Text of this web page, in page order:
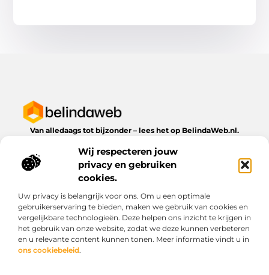
Wij respecteren jouw
privacy en gebruiken
cookies.
Uw privacy is belangrijk voor ons. Om u een optimale
gebruikerservaring te bieden, maken we gebruik van cookies en
vergelijkbare technologieën. Deze helpen ons inzicht te krijgen in
het gebruik van onze website, zodat we deze kunnen verbeteren
en u relevante content kunnen tonen. Meer informatie vindt u in
ons cookiebeleid.
Van alledaags tot bijzonder – lees het op BelindaWeb.nl.
dagelijks leven te bieden heeft.
Bericht categorie
Onze informatie